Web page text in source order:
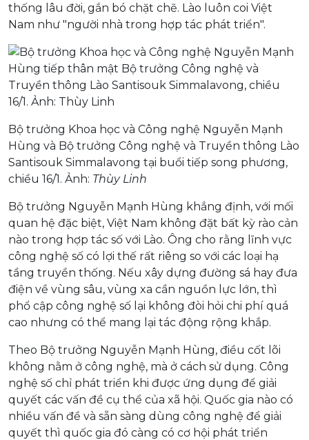
thống lâu đời, gắn bó chặt chẽ. Lào luôn coi Việt
Nam như "người nhà trong hợp tác phát triển".
Bộ trưởng Khoa học và Công nghệ Nguyễn Mạnh
Hùng và Bộ trưởng Công nghệ và Truyền thông Lào
Santisouk Simmalavong tại buổi tiếp song phương,
chiều 16/1. Ảnh: Thùy Linh
Bộ trưởng Nguyễn Mạnh Hùng khẳng định, với mối
quan hệ đặc biệt, Việt Nam không đặt bất kỳ rào cản
nào trong hợp tác số với Lào. Ông cho rằng lĩnh vực
công nghệ số có lợi thế rất riêng so với các loại hạ
tầng truyền thống. Nếu xây dựng đường sá hay đưa
điện về vùng sâu, vùng xa cần nguồn lực lớn, thì
phổ cập công nghệ số lại không đòi hỏi chi phí quá
cao nhưng có thể mang lại tác động rộng khắp.
Theo Bộ trưởng Nguyễn Mạnh Hùng, điều cốt lõi
không nằm ở công nghệ, mà ở cách sử dụng. Công
nghệ số chỉ phát triển khi được ứng dụng để giải
quyết các vấn đề cụ thể của xã hội. Quốc gia nào có
nhiều vấn đề và sẵn sàng dùng công nghệ để giải
quyết thì quốc gia đó càng có cơ hội phát triển